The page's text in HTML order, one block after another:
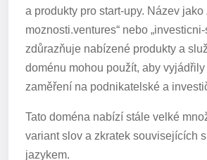
a produkty pro start-upy. Název jako
moznosti.ventures“ nebo
zdůrazňuje nabízené produkty a
doménu mohou použít, aby
zaměření na podnikatelské a
Tato doména nabízí stále velké
variant slov a zkratek souvisejících
jazykem.